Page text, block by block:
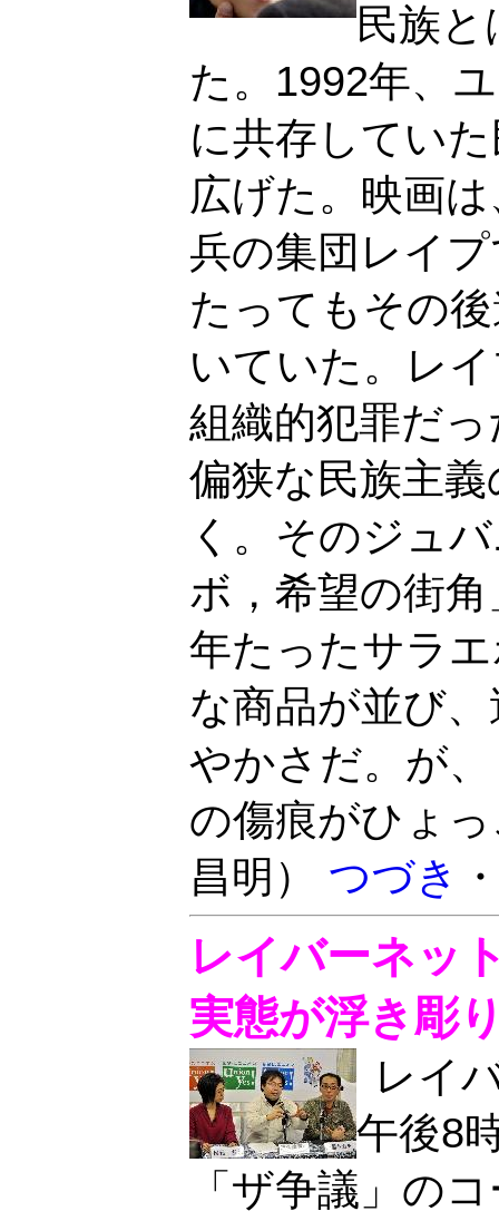
民族
た。1992年、
に共存してい
広げた。映画
兵の集団レイ
たってもその
いていた。レ
組織的犯罪だ
偏狭な民族主
く。そのジュ
ボ，希望の街
年たったサラ
な商品が並び
やかさだ。が
の傷痕がひょ
昌明） つづき
レイバーネッ
実態が浮き彫
レイ
午後8
「ザ争議」の